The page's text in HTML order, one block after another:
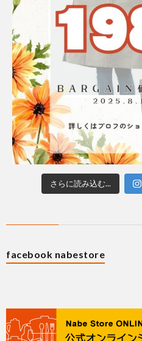
さらに読み込む...
facebook nabestore